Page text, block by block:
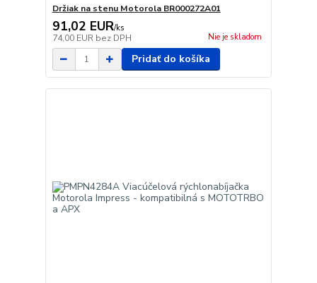
Držiak na stenu Motorola BR000272A01
91,02 EUR/ks
74,00 EUR bez DPH Nie je skladom
Pridať do košíka